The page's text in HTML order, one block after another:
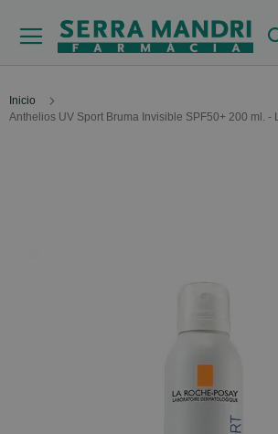
Inicio
Anthelios UV Sport Bruma Invisible SPF50+ 200 ml. -